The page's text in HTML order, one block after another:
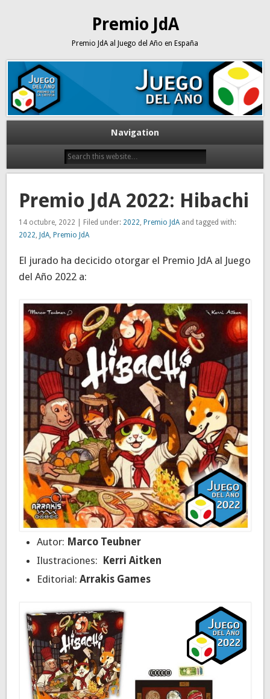
Premio JdA
Premio JdA al Juego del Año en España
Navigation
Premio JdA 2022: Hibachi
14 octubre, 2022 | Filed under: 2022, Premio JdAand tagged with:
2022, JdA, Premio JdA
El jurado ha decicido otorgar el Premio JdA al Juego
del Año 2022 a:
Autor: Marco Teubner
Ilustraciones:
Kerri Aitken
Editorial:Arrakis Games